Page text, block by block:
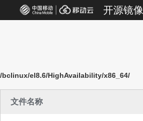
开源镜
/bclinux/el8.6/HighAvailability/x86_64/
文件名称